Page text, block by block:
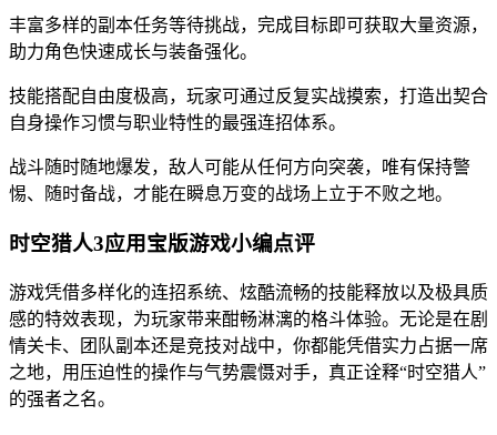
丰富多样的副本任务等待挑战，完成目标即可获取大量资源，
助力角色快速成长与装备强化。
技能搭配自由度极高，玩家可通过反复实战摸索，打造出契合
自身操作习惯与职业特性的最强连招体系。
战斗随时随地爆发，敌人可能从任何方向突袭，唯有保持警
惕、随时备战，才能在瞬息万变的战场上立于不败之地。
时空猎人3应用宝版游戏小编点评
游戏凭借多样化的连招系统、炫酷流畅的技能释放以及极具质
感的特效表现，为玩家带来酣畅淋漓的格斗体验。无论是在剧
情关卡、团队副本还是竞技对战中，你都能凭借实力占据一席
之地，用压迫性的操作与气势震慑对手，真正诠释“时空猎人”
的强者之名。